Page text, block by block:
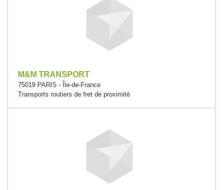
M&M TRANSPORT
75019 PARIS - Île-de-France
Transports routiers de fret de proximité